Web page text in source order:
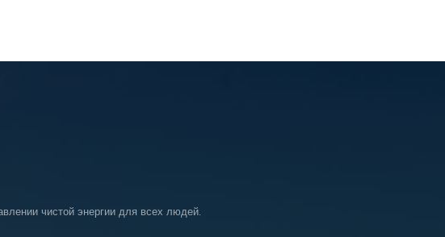
чистой энергии для всех людей.